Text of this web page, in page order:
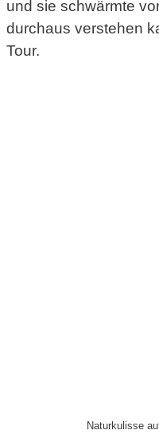
und sie schwärmte
durchaus verstehen
Tour.
Naturkulisse